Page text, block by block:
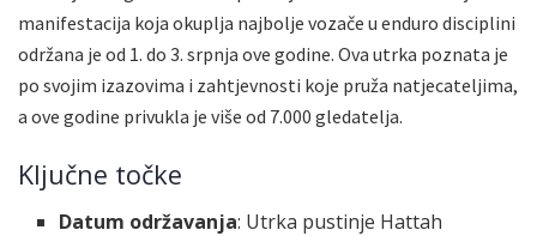
manifestacija koja okuplja najbolje vozače u enduro disciplini
održana je od 1. do 3. srpnja ove godine. Ova utrka poznata je
po svojim izazovima i zahtjevnosti koje pruža natjecateljima,
a ove godine privukla je više od 7.000 gledatelja.
Ključne točke
Datum održavanja: Utrka pustinje Hattah